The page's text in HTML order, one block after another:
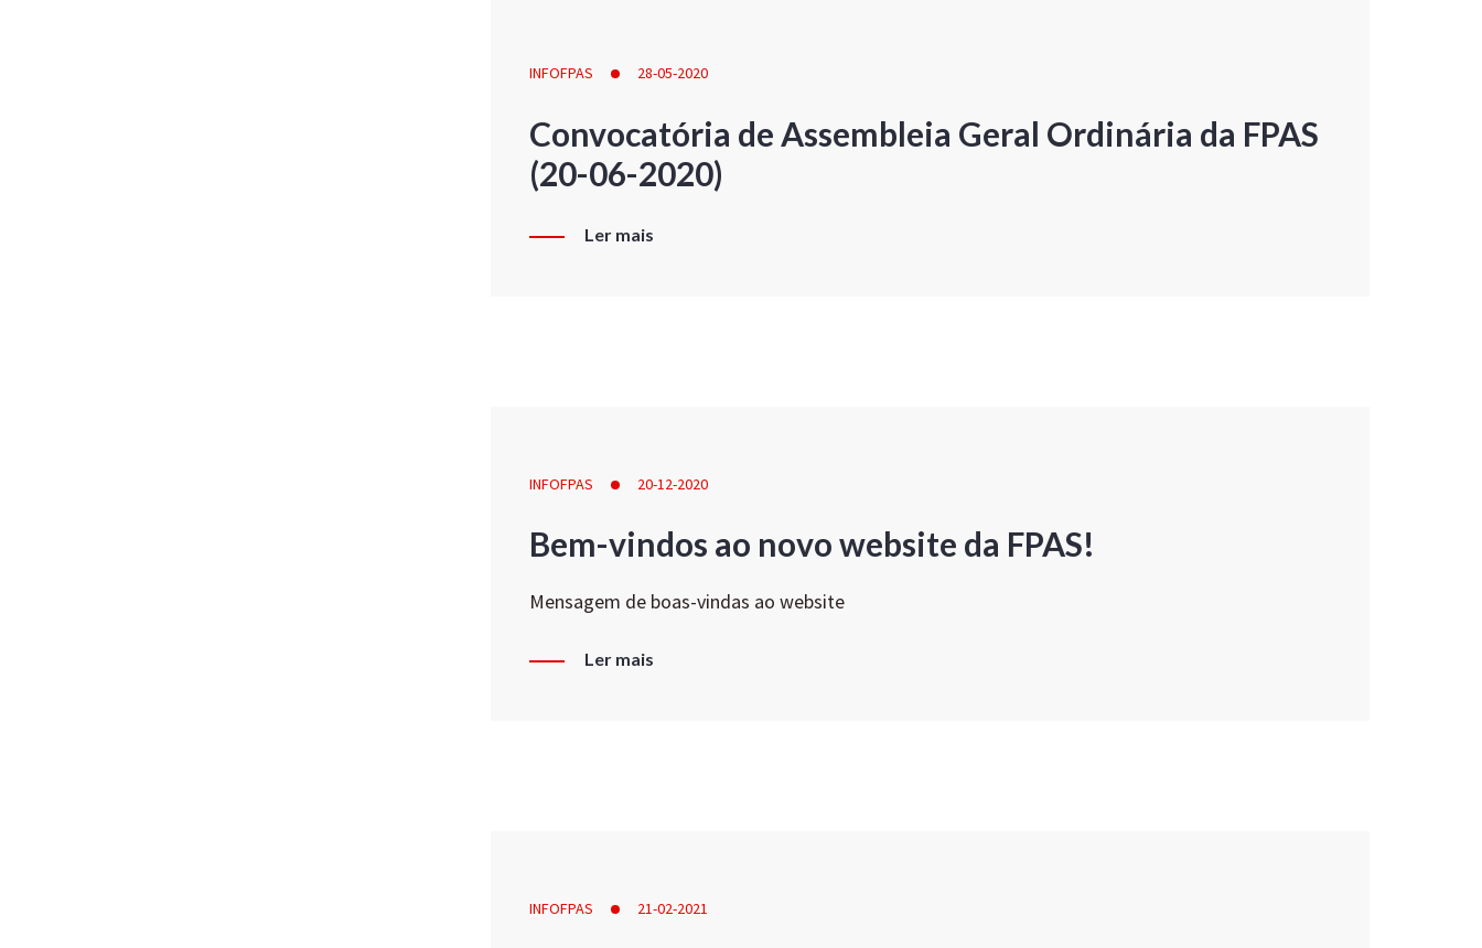
INFOFPAS 28-05-2020
Convocatória de Assembleia Geral Ordinária da FPAS
(20-06-2020)
Ler mais
INFOFPAS 20-12-2020
Bem-vindos ao novo website da FPAS!
Mensagem de boas-vindas ao website
Ler mais
INFOFPAS 21-02-2021